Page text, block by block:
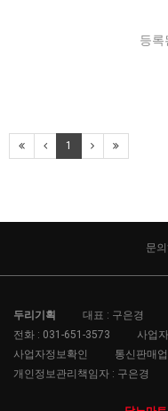
등록
1
문의
두리기획 대표 : 구은경
전화 : 031-651-3573 사업
사업자정보확인
통신판매
개인정보관리책임자 : 구은경